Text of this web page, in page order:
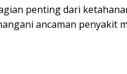
penting dari
ancaman penyakit